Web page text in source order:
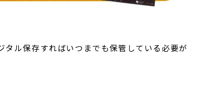
ル保存すればいつまでも保管している必要が